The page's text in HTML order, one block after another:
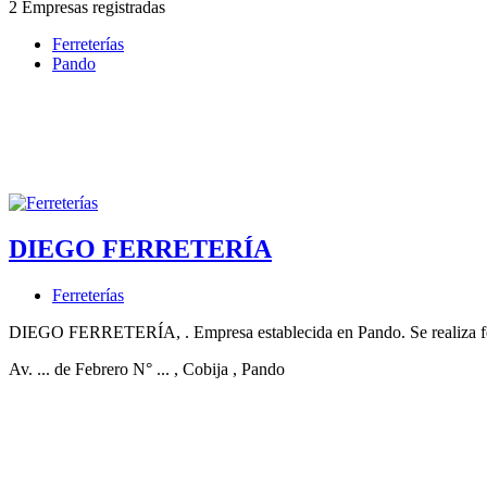
2 Empresas registradas
Ferreterías
Pando
DIEGO FERRETERÍA
Ferreterías
DIEGO FERRETERÍA, . Empresa establecida en Pando. Se realiza
Av. ... de Febrero N° ... , Cobija , Pando